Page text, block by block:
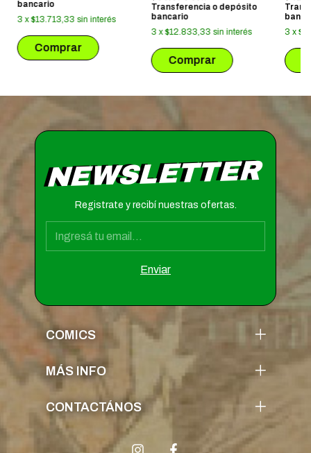
bancario
3 x$13.713,33 sin interés
Transferencia o depósito
bancario
3 x$12.833,33 sin interés
3 x
NEWSLETTER
Registrate y recibí nuestras ofertas.
COMICS
MÁS INFO
CONTACTÁNOS